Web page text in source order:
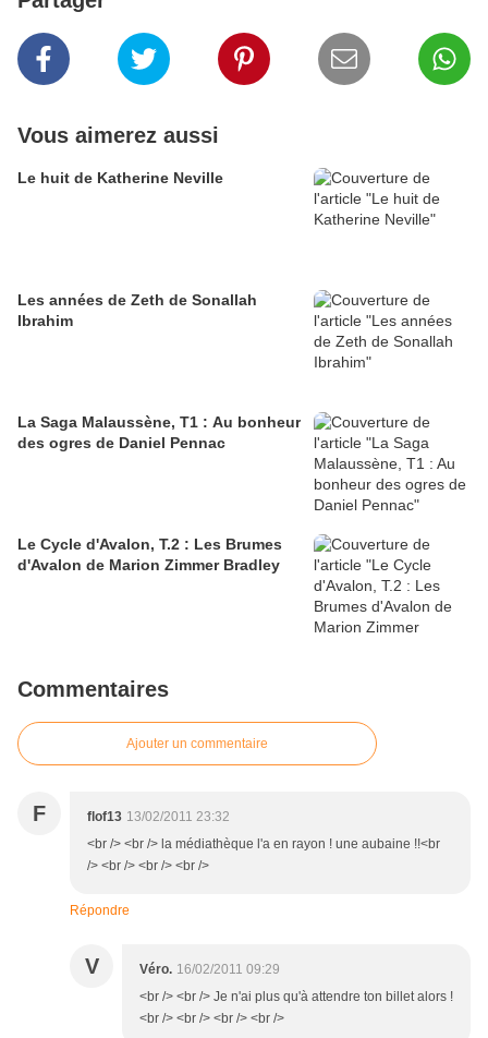
Vous aimerez aussi
Le huit de Katherine Neville
Les années de Zeth de Sonallah
Ibrahim
La Saga Malaussène, T1 : Au bonheur
des ogres de Daniel Pennac
Le Cycle d'Avalon, T.2 : Les Brumes
d'Avalon de Marion Zimmer Bradley
Commentaires
Ajouter un commentaire
F flof13 13/02/2011 23:32
<br /> <br /> la médiathèque l'a en rayon ! une aubaine !!<br
/> <br /> <br /> <br />
Répondre
V Véro. 16/02/2011 09:29
<br /> <br /> Je n'ai plus qu'à attendre ton billet alors !
<br /> <br /> <br /> <br />